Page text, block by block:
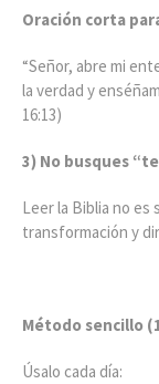
Oración corta
“Señor, abre mi
la verdad y
16:13)
3) No busques
Leer la Biblia no es
transformación y
Método sencillo
Úsalo cada día: